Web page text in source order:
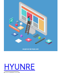
HYUNRE